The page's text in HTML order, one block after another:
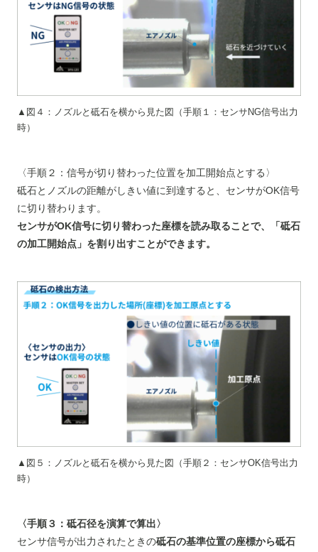
▲図４：ノズルと砥石を横から見た図（手順１：センサNG信号出力
時）
〈手順２：信号が切り替わった位置を加工開始点とする〉
砥石とノズルの距離がしきい値に到達すると、センサがOK信号
に切り替わります。
センサがOK信号に切り替わった座標を読み取ることで、「砥石
の加工開始点」を割り出すことができます。
▲図５：ノズルと砥石を横から見た図（手順２：センサOK信号出力
時）
〈手順３：砥石径を演算で算出〉
センサ信号が出力されたときの砥石の基準位置の座標から砥石